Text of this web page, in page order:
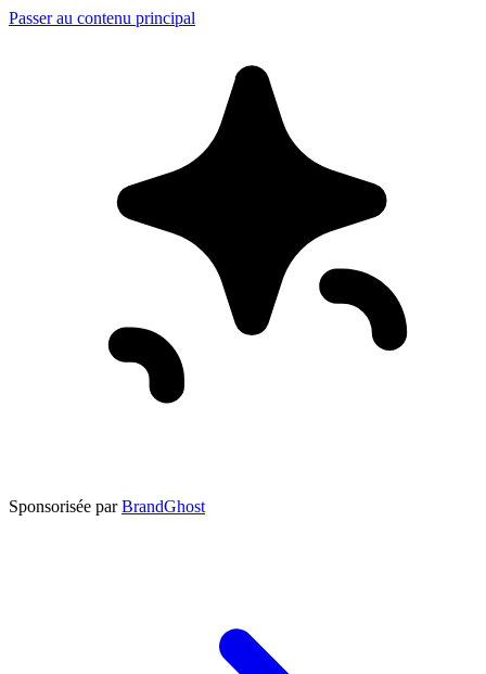
Passer au contenu principal
Sponsorisée par BrandGhost